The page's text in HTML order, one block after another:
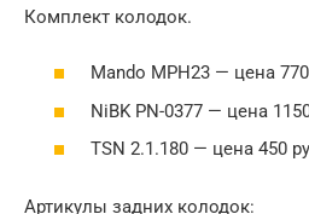
Комплект колодок.
Mando MPH23 — цена
NiBK PN-0377 — цена
TSN 2.1.180 — цена 450
Артикулы задних колодок: